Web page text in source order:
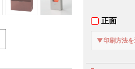
正面
▼印刷方法を